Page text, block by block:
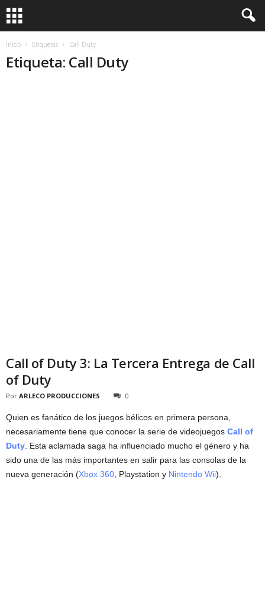
Inicio Etiquetas Call Duty
Etiqueta: Call Duty
Call of Duty 3: La Tercera Entrega de Call
of Duty
Por ARLECO PRODUCCIONES 0
Quien es fanático de los juegos bélicos en primera persona,
necesariamente tiene que conocer la serie de videojuegos Call of
Duty . Esta aclamada saga ha influenciado mucho el género y ha
sido una de las más importantes en salir para las consolas de la
nueva generación (Xbox 360 , Playstation y Nintendo Wii).